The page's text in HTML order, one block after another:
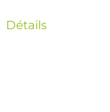
Détails